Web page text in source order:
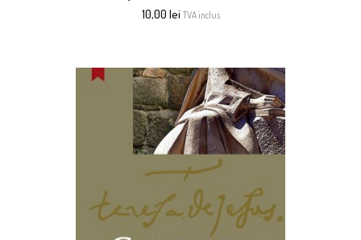
10,00 lei TVA inclus